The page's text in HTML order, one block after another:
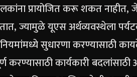
प्रायोजित करू शकत नाहीत,
ज्यामुळे यूएस अर्थव्यवस्थेला
नियमांमध्ये सुधारणा
करण्यासाठी कार्यकारी